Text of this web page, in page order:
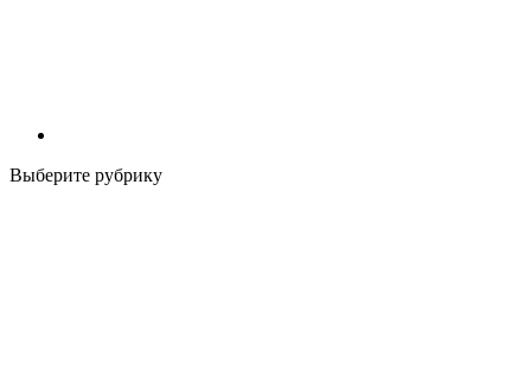
Выберите рубрику